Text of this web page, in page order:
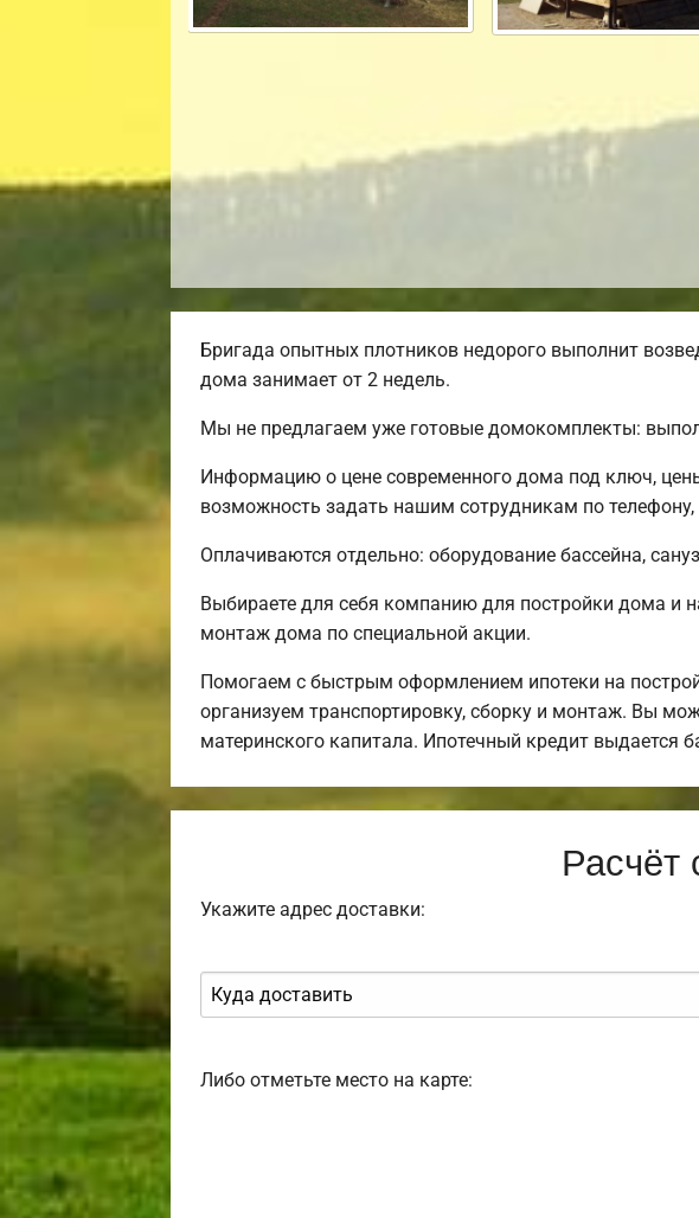
Бригада опытных плотников недорого выполнит
дома занимает от 2 недель.
Мы не предлагаем уже готовые домокомплекты:
Информацию о цене современного дома под ключ,
возможность задать нашим сотрудникам по
Оплачиваются отдельно: оборудование бассейна,
Выбираете для себя компанию для постройки дома
монтаж дома по специальной акции.
Помогаем с быстрым оформлением ипотеки на
организуем транспортировку, сборку и монтаж. Вы
материнского капитала. Ипотечный кредит выдается
Расчёт
Укажите адрес доставки:
Либо отметьте место на карте: